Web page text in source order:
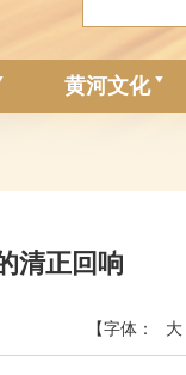
黄河文化
清正回响
【字体： 大